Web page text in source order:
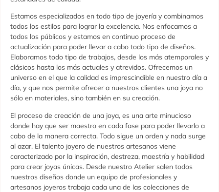
Estamos especializados en todo tipo de joyería y combinamos
todos los estilos para lograr la excelencia. Nos enfocamos a
todos los públicos y estamos en continuo proceso de
actualización para poder llevar a cabo todo tipo de diseños.
Elaboramos todo tipo de trabajos, desde los más atemporales y
clásicos hasta los más actuales y atrevidos. Ofrecemos un
universo en el que la calidad es imprescindible en nuestro día a
día, y que nos permite ofrecer a nuestros clientes una joya no
sólo en materiales, sino también en su creación.
El proceso de creación de una joya, es una arte minucioso
donde hay que ser maestro en cada fase para poder llevarlo a
cabo de la manera correcta. Todo sigue un orden y nada surge
al azar. El talento joyero de nuestros artesanos viene
caracterizado por la inspiración, destreza, maestría y habilidad
para crear joyas únicas. Desde nuestro Atelier salen todos
nuestros diseños donde un equipo de profesionales y
artesanos joyeros trabaja cada una de las colecciones de